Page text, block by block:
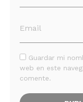
Guardar mi
web en este
comente.